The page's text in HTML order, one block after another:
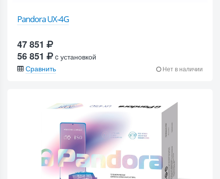
Pandora UX-4G
47 851
56 851
c установкой
Сравнить
Нет в наличии